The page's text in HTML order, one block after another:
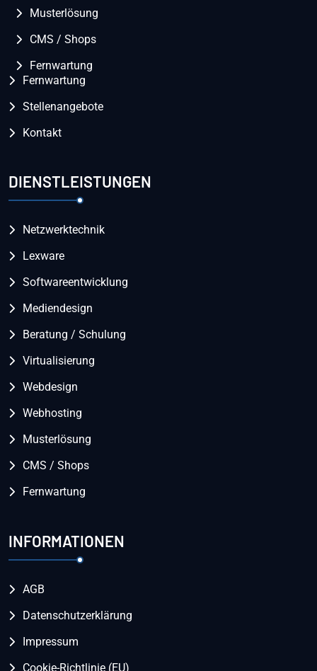
Musterlösung
CMS / Shops
Fernwartung
Fernwartung
Stellenangebote
Kontakt
DIENSTLEISTUNGEN
Netzwerktechnik
Lexware
Softwareentwicklung
Mediendesign
Beratung / Schulung
Virtualisierung
Webdesign
Webhosting
Musterlösung
CMS / Shops
Fernwartung
INFORMATIONEN
AGB
Datenschutzerklärung
Impressum
Cookie-Richtlinie (EU)